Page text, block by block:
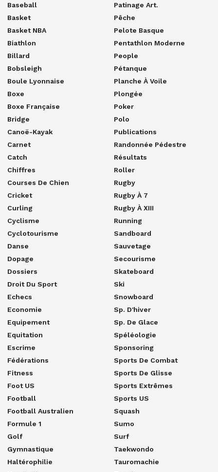
Baseball
Basket
Basket NBA
Biathlon
Billard
Bobsleigh
Boule Lyonnaise
Boxe
Boxe Française
Bridge
Canoë-Kayak
Carnet
Catch
Chiffres
Courses De Chien
Cricket
Curling
Cyclisme
Cyclotourisme
Danse
Dopage
Dossiers
Droit Du Sport
Echecs
Economie
Equipement
Equitation
Escrime
Fédérations
Fitness
Foot US
Football
Football Australien
Formule 1
Golf
Gymnastique
Haltérophilie
Patinage Art.
Pêche
Pelote Basque
Pentathlon Moderne
People
Pétanque
Planche À Voile
Plongée
Poker
Polo
Publications
Randonnée Pédestre
Résultats
Roller
Rugby
Rugby À 7
Rugby À XIII
Running
Sandboard
Sauvetage
Secourisme
Skateboard
Ski
Snowboard
Sp. D'hiver
Sp. De Glace
Spéléologie
Sponsoring
Sports De Combat
Sports De Glisse
Sports Extrêmes
Sports US
Squash
Sumo
Surf
Taekwondo
Tauromachie